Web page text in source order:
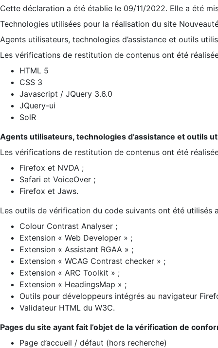
Cette déclaration a été établie le 09/11/2022. Elle a été
Technologies utilisées pour la réalisation du site
Agents utilisateurs, technologies d’assistance et outils
Les vérifications de restitution de contenus ont été
HTML 5
CSS 3
Javascript / JQuery 3.6.0
JQuery-ui
SolR
Agents utilisateurs, technologies d’assistance et outils
Les vérifications de restitution de contenus ont été
Firefox et NVDA ;
Safari et VoiceOver ;
Firefox et Jaws.
Les outils de vérification du code suivants ont été utilisés
Colour Contrast Analyser ;
Extension « Web Developer » ;
Extension « Assistant RGAA » ;
Extension « WCAG Contrast checker » ;
Extension « ARC Toolkit » ;
Extension « HeadingsMap » ;
Outils pour développeurs intégrés au navigateur
Validateur HTML du W3C.
Pages du site ayant fait l’objet de la vérification de
Page d’accueil / défaut (hors recherche)